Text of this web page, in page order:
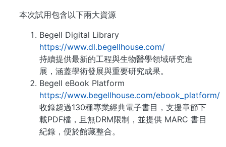
本次試用包含以下兩大資源
Begell Digital Library
https://www.dl.begellhouse.com/
持續提供最新的工程與生物醫學領域研究進
展，涵蓋學術發展與重要研究成果。
Begell eBook Platform
https://www.begellhouse.com/ebook_platform/
收錄超過130種專業經典電子書目，支援章節下
載PDF檔，且無DRM限制，並提供 MARC 書目
紀錄，便於館藏整合。